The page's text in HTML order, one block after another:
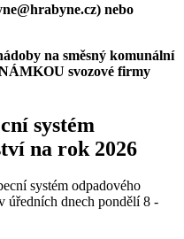
nebo
na směsný komunální
svozové firmy
systém
na rok 2026
systém odpadového
úředních dnech pondělí 8 -